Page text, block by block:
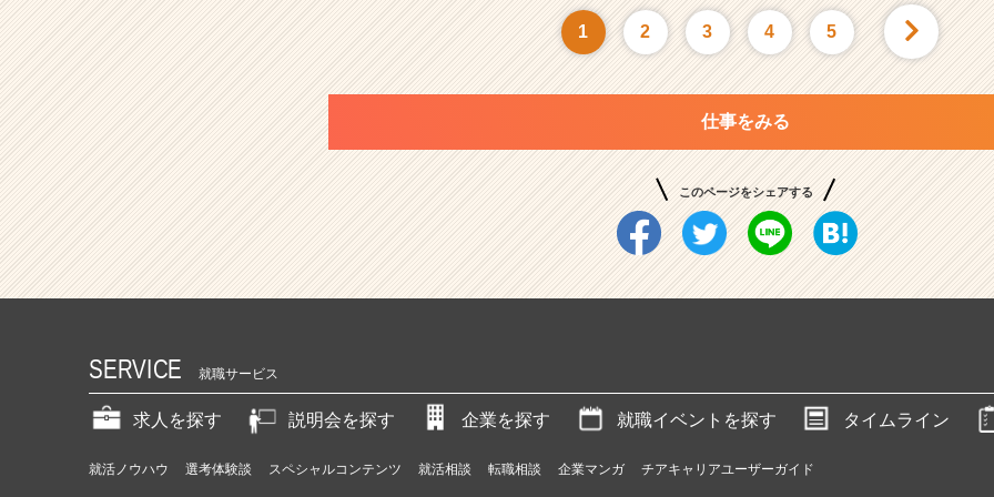
1 2 3 4 5
仕事をみる
このページをシェアする
SERVICE 就職サービス
求人を探す 説明会を探す 企業を探す 就職イベントを探す タイムライン
就活ノウハウ 選考体験談 スペシャルコンテンツ 就活相談 転職相談 企業マンガ チアキャリアユーザーガイド